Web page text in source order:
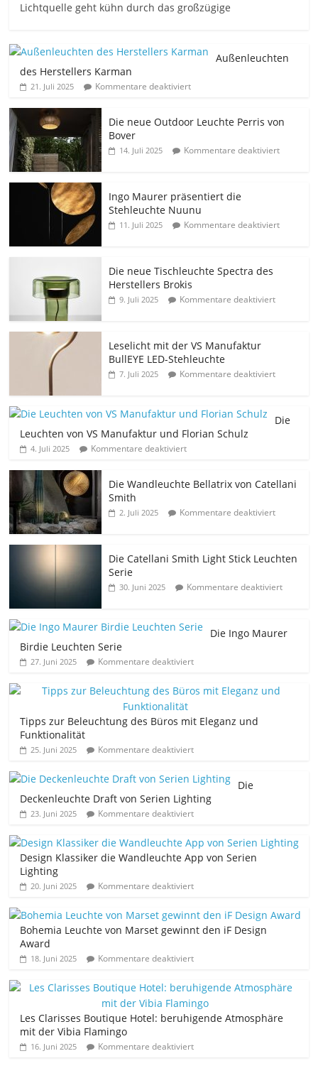
Lichtquelle geht kühn durch das großzügige
Außenleuchten
des Herstellers Karman
21. Juli 2025 Kommentare deaktiviert
Die neue Outdoor Leuchte Perris von
Bover
14. Juli 2025 Kommentare deaktiviert
Ingo Maurer präsentiert die
Stehleuchte Nuunu
11. Juli 2025 Kommentare deaktiviert
Die neue Tischleuchte Spectra des
Herstellers Brokis
9. Juli 2025 Kommentare deaktiviert
Leselicht mit der VS Manufaktur
BullEYE LED-Stehleuchte
7. Juli 2025 Kommentare deaktiviert
Die
Leuchten von VS Manufaktur und Florian Schulz
4. Juli 2025 Kommentare deaktiviert
Die Wandleuchte Bellatrix von Catellani
Smith
2. Juli 2025 Kommentare deaktiviert
Die Catellani Smith Light Stick Leuchten
Serie
30. Juni 2025 Kommentare deaktiviert
Die Ingo Maurer
Birdie Leuchten Serie
27. Juni 2025 Kommentare deaktiviert
Tipps zur Beleuchtung des Büros mit Eleganz und
Funktionalität
25. Juni 2025 Kommentare deaktiviert
Die
Deckenleuchte Draft von Serien Lighting
23. Juni 2025 Kommentare deaktiviert
Design Klassiker die Wandleuchte App von Serien
Lighting
20. Juni 2025 Kommentare deaktiviert
Bohemia Leuchte von Marset gewinnt den iF Design
Award
18. Juni 2025 Kommentare deaktiviert
Les Clarisses Boutique Hotel: beruhigende Atmosphäre
mit der Vibia Flamingo
16. Juni 2025 Kommentare deaktiviert